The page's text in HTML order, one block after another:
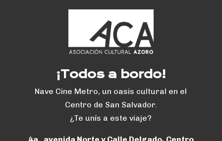
¡Todos a bordo!
Nave Cine Metro, un oasis cultural en el
Centro de San Salvador.
¿Te unís a este viaje?